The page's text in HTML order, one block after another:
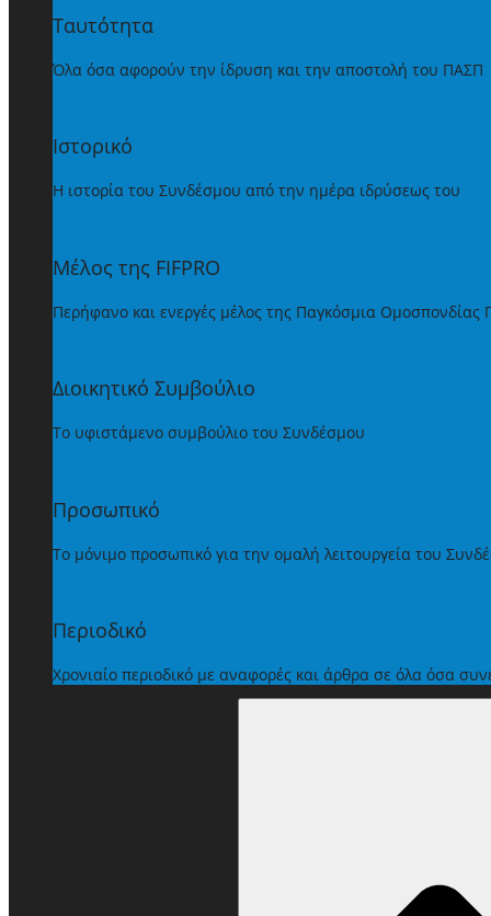
Ταυτότητα
Όλα όσα αφορούν την ίδρυση και την αποστολή του ΠΑΣΠ
Ιστορικό
Η ιστορία του Συνδέσμου από την ημέρα ιδρύσεως του
Μέλος της FIFPRO
Περήφανο και ενεργές μέλος της Παγκόσμια Ομοσπονδίας
Διοικητικό Συμβούλιο
Το υφιστάμενο συμβούλιο του Συνδέσμου
Προσωπικό
Το μόνιμο προσωπικό για την ομαλή λειτουργεία του
Περιοδικό
Χρονιαίο περιοδικό με αναφορές και άρθρα σε όλα όσα